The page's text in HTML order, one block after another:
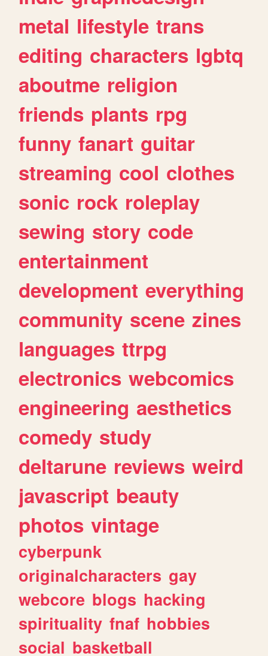
metal lifestyle trans
editing characters lgbtq
aboutme religion
friends plants rpg
funny fanart guitar
streaming cool clothes
sonic rock roleplay
sewing story code
entertainment
development everything
community scene zines
languages ttrpg
electronics webcomics
engineering aesthetics
comedy study
deltarune reviews weird
javascript beauty
photos vintage
cyberpunk
originalcharacters gay
webcore blogs hacking
spirituality fnaf hobbies
social basketball